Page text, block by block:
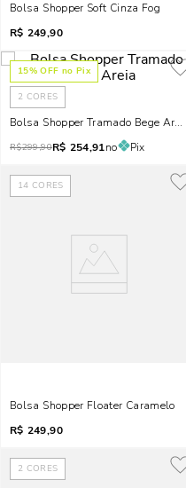
Bolsa Shopper Soft Cinza Fog
R$ 249,90
15% OFF no Pix
2 CORES
Bolsa Shopper Tramado Bege Areia
R$299,90R$ 254,91no Pix
14 CORES
Bolsa Shopper Floater Caramelo
R$ 249,90
2 CORES